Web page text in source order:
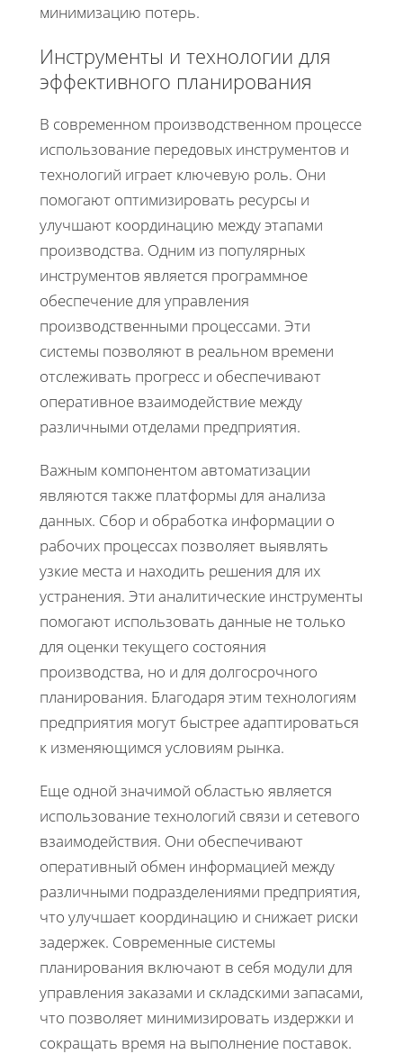
минимизацию потерь.
Инструменты и технологии для
эффективного планирования
В современном производственном процессе
использование передовых инструментов и
технологий играет ключевую роль. Они
помогают оптимизировать ресурсы и
улучшают координацию между этапами
производства. Одним из популярных
инструментов является программное
обеспечение для управления
производственными процессами. Эти
системы позволяют в реальном времени
отслеживать прогресс и обеспечивают
оперативное взаимодействие между
различными отделами предприятия.
Важным компонентом автоматизации
являются также платформы для анализа
данных. Сбор и обработка информации о
рабочих процессах позволяет выявлять
узкие места и находить решения для их
устранения. Эти аналитические инструменты
помогают использовать данные не только
для оценки текущего состояния
производства, но и для долгосрочного
планирования. Благодаря этим технологиям
предприятия могут быстрее адаптироваться
к изменяющимся условиям рынка.
Еще одной значимой областью является
использование технологий связи и сетевого
взаимодействия. Они обеспечивают
оперативный обмен информацией между
различными подразделениями предприятия,
что улучшает координацию и снижает риски
задержек. Современные системы
планирования включают в себя модули для
управления заказами и складскими запасами,
что позволяет минимизировать издержки и
сокращать время на выполнение поставок.